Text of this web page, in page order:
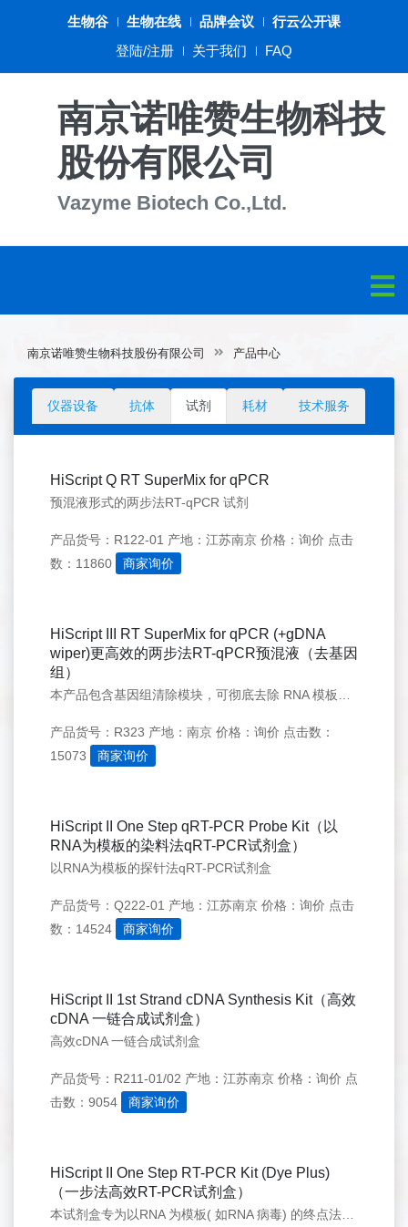
生物谷 生物在线 品牌会议
行云公开课
登陆/注册
关于我们 FAQ
南京诺唯赞生物科技
股份有限公司
Vazyme Biotech Co.,Ltd.
南京诺唯赞生物科技股份有限公司 产品中心
仪器设备 抗体 试剂 耗材 技术服务
HiScript Q RT SuperMix for qPCR
预混液形式的两步法RT-qPCR 试剂
产品货号：R122-01 产地：江苏南京 价格：询价 点击
数：11860
商家询价
HiScript III RT SuperMix for qPCR (+gDNA
wiper)更高效的两步法RT-qPCR预混液（去基因
组）
产品货号：R323 产地：南京 价格：询价 点击数：
15073
商家询价
HiScript II One Step qRT-PCR Probe Kit（以
RNA为模板的染料法qRT-PCR试剂盒）
以RNA为模板的探针法qRT-PCR试剂盒
产品货号：Q222-01 产地：江苏南京 价格：询价 点击
数：14524
商家询价
HiScript II 1st Strand cDNA Synthesis Kit（高效
cDNA 一链合成试剂盒）
高效cDNA 一链合成试剂盒
产品货号：R211-01/02 产地：江苏南京 价格：询价 点
击数：9054
商家询价
HiScript II One Step RT-PCR Kit (Dye Plus)
（一步法高效RT-PCR试剂盒）